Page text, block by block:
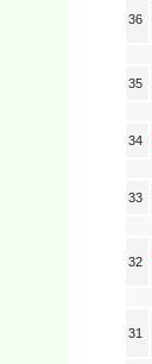
36
35
34
33
32
31